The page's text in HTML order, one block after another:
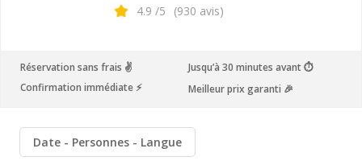
Champagne Canard Duchêne
Champagne Lanson
Champagne Moët et Chandon
4.9 /5 (930 avis)
Réservation sans frais ✌️
Jusqu’à 30 minutes avant ⏱
Confirmation immédiate ⚡️
Meilleur prix garanti 🎉
Date Personnes Langue